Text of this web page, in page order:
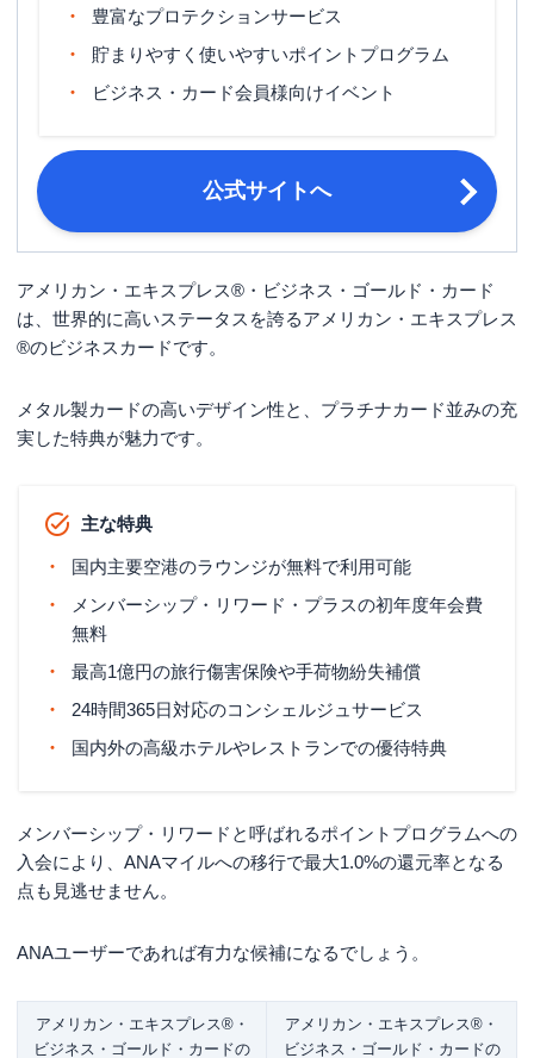
旅行傷害保険
国内旅行傷害保険（利用付帯）・海外
登録された口座振替金融機関等の関係
により、お客様ごとに個別に設定
20歳以上・会社経営者 または 個人事
業主
■本人確認書類を2点 運転免許証・運
転経歴証明書・パスポート・住民票の
別永住者証明書 ■法人確認書類を1点
別永住者証明書 ■法人確認書類を1点
登記簿謄本・登記事項証明書（履歴事
豊富なプロテクションサービス
貯まりやすく使いやすいポイントプログラム
ビジネス・カード会員様向けイベント
公式サイトへ
アメリカン・エキスプレス®・ビジネス・ゴールド・カード
は、世界的に高いステータスを誇るアメリカン・エキスプレス
®のビジネスカードです。
メタル製カードの高いデザイン性と、プラチナカード並みの充
実した特典が魅力です。
主な特典
国内主要空港のラウンジが無料で利用可能
メンバーシップ・リワード・プラスの初年度年会費
無料
最高1億円の旅行傷害保険や手荷物紛失補償
24時間365日対応のコンシェルジュサービス
国内外の高級ホテルやレストランでの優待特典
メンバーシップ・リワードと呼ばれるポイントプログラムへの
入会により、ANAマイルへの移行で最大1.0%の還元率となる
点も見逃せません。
ANAユーザーであれば有力な候補になるでしょう。
アメリカン・エキスプレス®︎・
ビジネス・ゴールド・カードの
アメリカン・エキスプレス®︎・
ビジネス・ゴールド・カードの